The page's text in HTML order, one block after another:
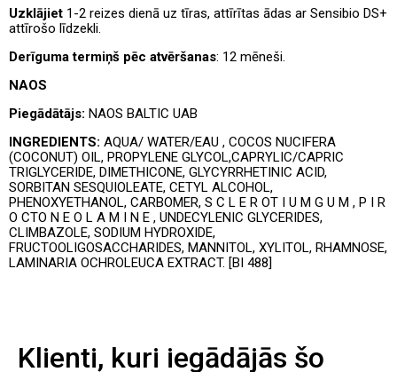
Uzklājiet 1-2 reizes dienā uz tīras, attīrītas ādas ar Sensibio DS+
attīrošo līdzekli.
Derīguma termiņš pēc atvēršanas: 12 mēneši.
NAOS
Piegādātājs: NAOS BALTIC UAB
INGREDIENTS: AQUA/ WATER/EAU , COCOS NUCIFERA
(COCONUT) OIL, PROPYLENE GLYCOL,CAPRYLIC/CAPRIC
TRIGLYCERIDE, DIMETHICONE, GLYCYRRHETINIC ACID,
SORBITAN SESQUIOLEATE, CETYL ALCOHOL,
PHENOXYETHANOL, CARBOMER, S C L E R OT I U M G U M , P I R
O CTO N E O L A M I N E , UNDECYLENIC GLYCERIDES,
CLIMBAZOLE, SODIUM HYDROXIDE,
FRUCTOOLIGOSACCHARIDES, MANNITOL, XYLITOL, RHAMNOSE,
LAMINARIA OCHROLEUCA EXTRACT. [BI 488]
Klienti, kuri iegādājās šo